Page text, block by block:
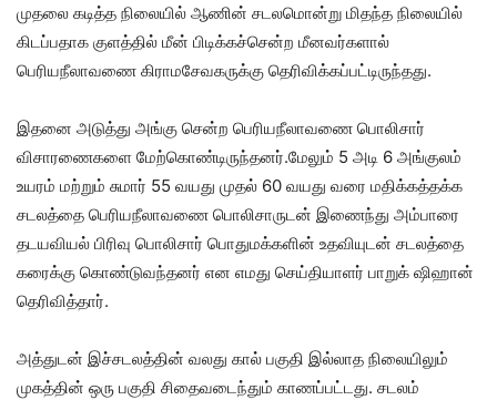
முதலை கடித்த நிலையில் ஆணின் சடலமொன்று மிதந்த நிலையில்
கிடப்பதாக குளத்தில் மீன் பிடிக்கச்சென்ற மீனவர்களால்
பெரியநீலாவணை கிராமசேவகருக்கு தெரிவிக்கப்பட்டிருந்தது.
இதனை அடுத்து அங்கு சென்ற பெரியநீலாவணை பொலிசார்
விசாரணைகளை மேற்கொண்டிருந்தனர்.மேலும் 5 அடி 6 அங்குலம்
உயரம் மற்றும் சுமார் 55 வயது முதல் 60 வயது வரை மதிக்கத்தக்க
சடலத்தை பெரியநீலாவணை பொலிசாருடன் இணைந்து அம்பாரை
தடயவியல் பிரிவு பொலிசார் பொதுமக்களின் உதவியுடன் சடலத்தை
கரைக்கு கொண்டுவந்தனர் என எமது செய்தியாளர் பாறுக் ஷிஹான்
தெரிவித்தார்.
அத்துடன் இச்சடலத்தின் வலது கால் பகுதி இல்லாத நிலையிலும்
முகத்தின் ஒரு பகுதி சிதைவடைந்தும் காணப்பட்டது. சடலம்